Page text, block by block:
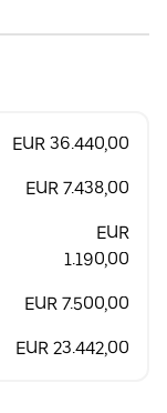
EUR 36.440,00
EUR 7.438,00
EUR
1.190,00
EUR 7.500,00
EUR 23.442,00